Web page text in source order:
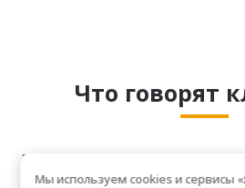
Что говорят
РЕАЛЬНЫЕ ОТЗЫВЫ ОТ ТЕХ, КТО УЖЕ
Мы используем cookies и сервисы